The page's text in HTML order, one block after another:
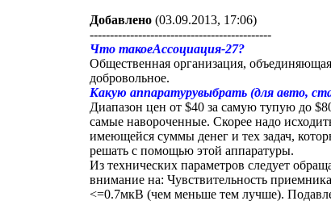
Добавлено (03.09.2013, 17:06)
---------------------------------------------
Что такоеАссоциация-27?
Общественная организация,
добровольное.
Какую аппаратурувыбрать (для авто,
Диапазон цен от $40 за самую тупую до
самые навороченные. Скорее надо
имеющейся суммы денег и тех задач,
решать с помощью этой аппаратуры.
Из технических параметров следует
внимание на: Чувствительность
<=0.7мкВ (чем меньше тем лучше).